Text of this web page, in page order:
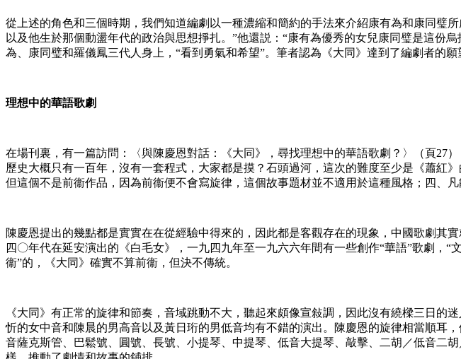
從上述的角色和三個時期，我們知道編劇以一種濃縮和簡約的手法來介紹康有為和康同璧
以及他生於那個動盪年代的政治與思想掙扎。”他還説：“康有為優秀的女兒康同璧是這份
為、康同璧和羅儀鳳三代人身上，“看到勇氣和希望”。筆者認為《大同》達到了編劇者的
理想中的華語歌劇
在場刊裏，有一篇訪問：〈與陳慶恩對話：《大同》，尋找理想中的華語歌劇？〉（頁27
歷史大概只有一百年，沒有一套程式，大家都是摸？石頭過河，這次的難度至少是《蕭紅
但這個不是前衞作品，因為前衞便不會寫旋律，這個故事題材並不適用於這種風格；四、凡
陳慶恩提出的幾點都是實實在在從經驗中得來的，因此都是客觀存在的現象，中國歌劇
四〇年代在延安演出的《白毛女》，一九四九年至一九六六年間有一些創作“華語”歌劇，
衞”的，《大同》確實不算前衞，但決不傳統。
《大同》有正常的旋律和節奏，音域跳動不大，聽起來頗像宣敍調，因此沒有繞樑三日
忻的女中音和陳晨的男高音以及黃日珩的男低音均有不錯的演出。陳慶恩的旋律相當順耳
音薩克斯管、巴鬆號、圓號、長號、小提琴、中提琴、低音大提琴、敲擊、二胡／低音二